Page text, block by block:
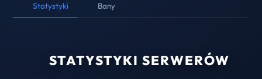
Statystyki Bany
STATYSTYKI SERWERÓW